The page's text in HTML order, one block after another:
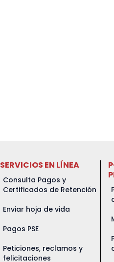
SERVICIOS EN LÍNEA
Consulta Pagos y
Certificados de Retención
Enviar hoja de vida
Pagos PSE
Peticiones, reclamos y
felicitaciones